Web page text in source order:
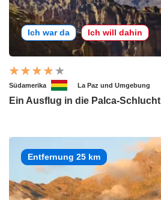
Ich war da Ich will dahin
Südamerika La Paz und Umgebung
Ein Ausflug in die Palca-Schlucht
Entfernung 25 km